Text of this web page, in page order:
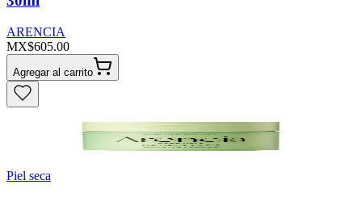
ARENCIA
MX$605.00
Agregar al carrito
Piel seca